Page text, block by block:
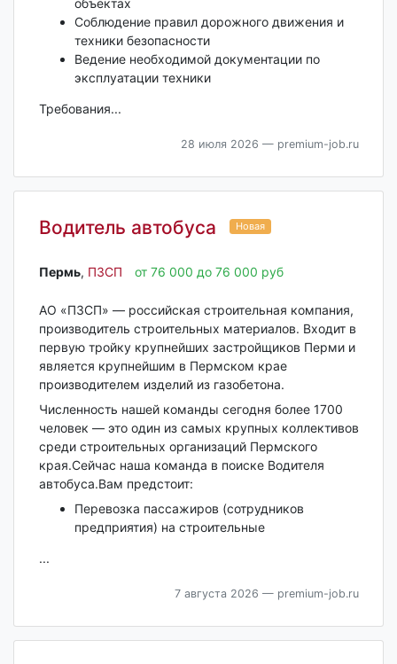
Соблюдение правил дорожного движения и
техники безопасности
Ведение необходимой документации по
эксплуатации техники
Требования...
28 июля 2026 — premium-job.ru
Водитель автобуса Новая
Пермь‎, ПЗСП от 76 000 до 76 000 руб
АО «ПЗСП» — российская строительная компания,
производитель строительных материалов. Входит в
первую тройку крупнейших застройщиков Перми и
является крупнейшим в Пермском крае
производителем изделий из газобетона.
Численность нашей команды сегодня более 1700
человек — это один из самых крупных коллективов
среди строительных организаций Пермского
края.Сейчас наша команда в поиске Водителя
автобуса.Вам предстоит:
Перевозка пассажиров (сотрудников
предприятия) на строительные
...
7 августа 2026 — premium-job.ru